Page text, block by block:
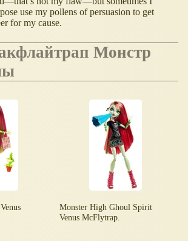
use my pollens of persuasion to get
for my cause.
Monster High Ghoul Spirit
Venus McFlytrap.